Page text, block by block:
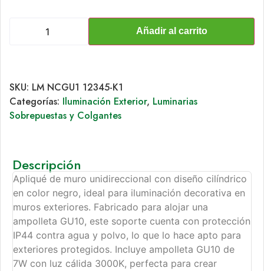
Añadir al carrito
SKU: LM NCGU1 12345-K1
Categorías: Iluminación Exterior, Luminarias
Sobrepuestas y Colgantes
Descripción
Apliqué de muro unidireccional con diseño cilíndrico
en color negro, ideal para iluminación decorativa en
muros exteriores. Fabricado para alojar una
ampolleta GU10, este soporte cuenta con protección
IP44 contra agua y polvo, lo que lo hace apto para
exteriores protegidos. Incluye ampolleta GU10 de
7W con luz cálida 3000K, perfecta para crear